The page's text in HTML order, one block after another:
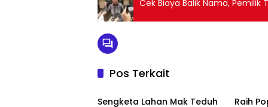
Cek Biaya Balik Nama, Pemilik
Pos Terkait
Berita
Sengketa Lahan Mak Teduh
Raih